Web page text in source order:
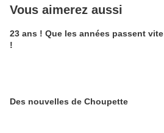
Vous aimerez aussi
23 ans ! Que les années passent vite
!
Des nouvelles de Choupette